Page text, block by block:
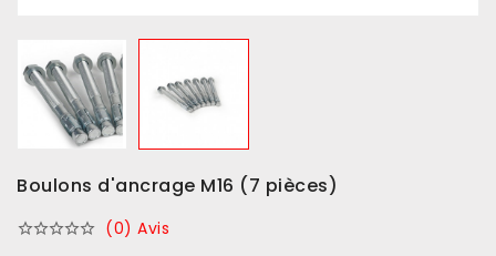
Boulons d'ancrage M16 (7 pièces)
 (0) Avis